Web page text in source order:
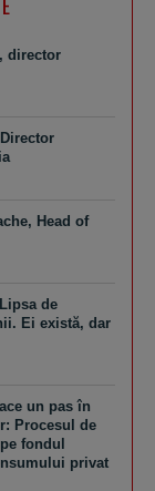
director
Head of
de
Ei există, dar
un pas în
Procesul de
fondul
privat